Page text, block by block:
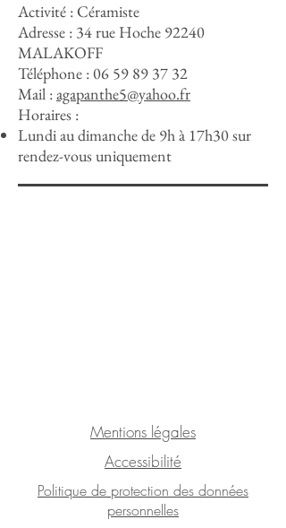
Activité : Céramiste
Adresse : 34 rue Hoche 92240
MALAKOFF
Téléphone :06 59 89 37 32
Mail :agapanthe5@yahoo.fr
Horaires :
Lundi au dimanche de 9h à 17h30 sur
rendez-vous uniquement
Mentions légales
Accessibilité
Politique de protection des données
personnelles